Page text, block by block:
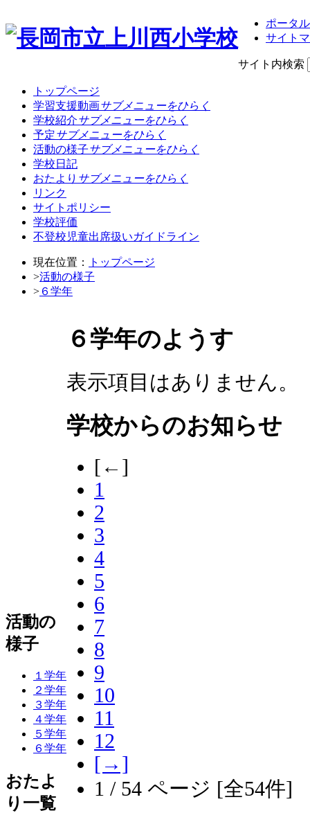
ポータ
サイト
サイト内検索
トップページ
学習支援動画サブメニューをひらく
学校紹介サブメニューをひらく
予定サブメニューをひらく
活動の様子サブメニューをひらく
学校日記
おたより サブメニューをひらく
リンク
サイトポリシー
学校評価
不登校児童出席扱いガイドライン
現在位置：
トップページ
>活動の様子
> ６学年
活動の
様子
１学年
２学年
３学年
４学年
５学年
６学年
おたよ
り一覧
６学年のようす
表示項目はありません。
学校からのお知らせ
[←]
1
2
3
4
5
6
7
8
9
10
11
12
[→]
1 / 54 ページ [全54件]